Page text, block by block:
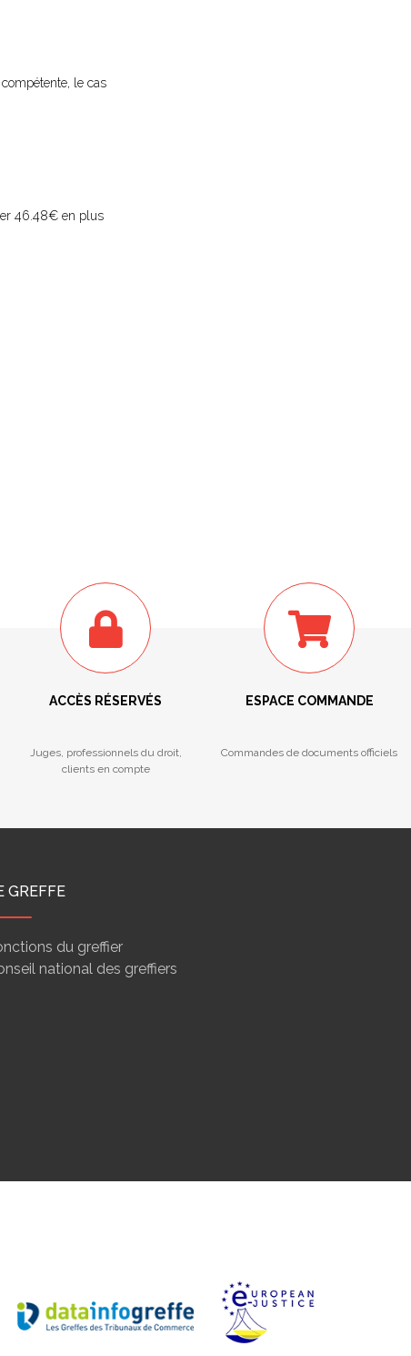
le cas
46.48€ en plus
ACCÈS RÉSERVÉS
Juges, professionnels du droit,
clients en compte
ESPACE COMMANDE
Commandes de documents officiels
GREFFE
du greffier
national des greffiers